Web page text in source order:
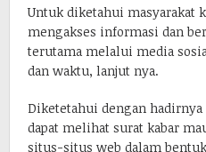
Untuk diketahui masyarakat
mengakses informasi dan
terutama melalui media
dan waktu, lanjut nya.
Diketetahui dengan
dapat melihat surat kabar
situs-situs web dalam